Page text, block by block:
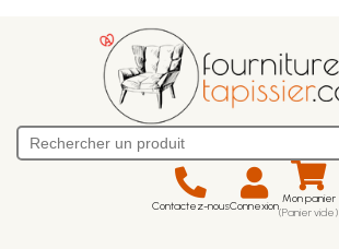
Contactez-nousConnexion Mon panier
(Panier vide)